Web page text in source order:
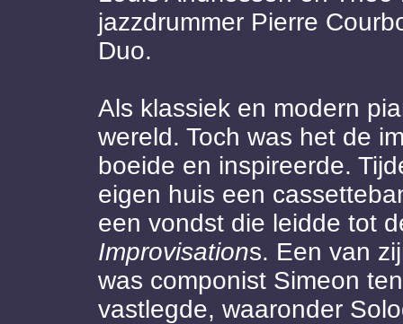
jazzdrummer Pierre
Duo.
Als klassiek en modern
wereld. Toch was het de
boeide en inspireerde.
eigen huis een
een vondst die leidde tot
Improvisations. Een van
was componist Simeon
vastlegde, waaronder